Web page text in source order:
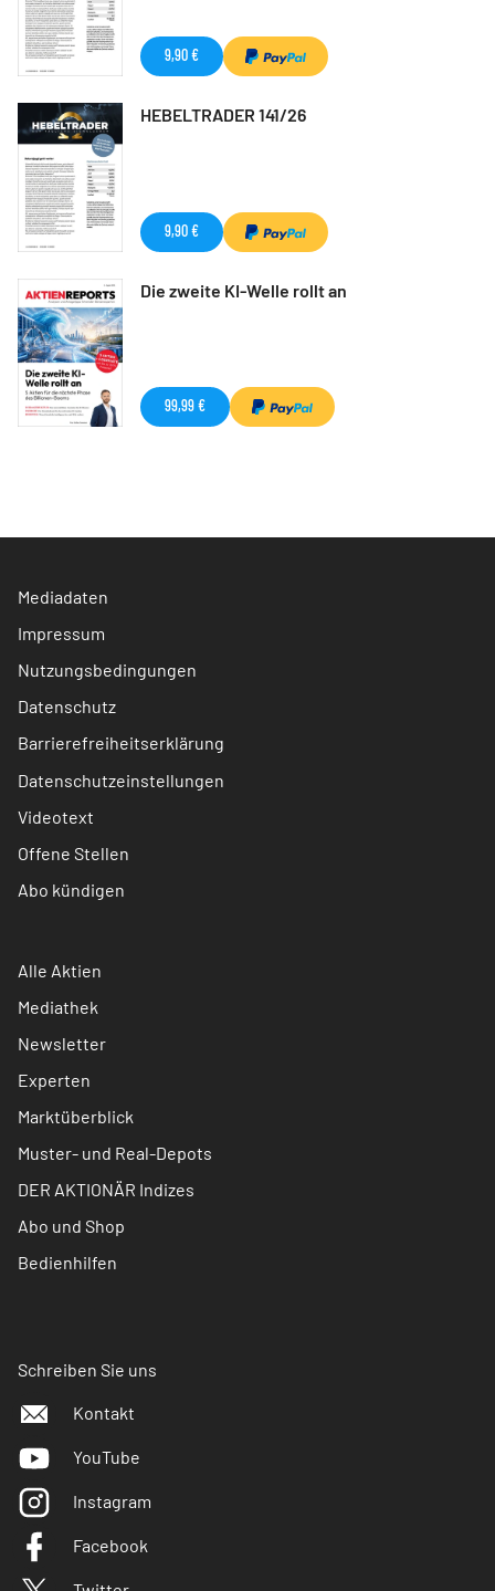
9,90 €
HEBELTRADER 141/26
9,90 €
Die zweite KI-Welle rollt an
99,99 €
Mediadaten
Impressum
Nutzungsbedingungen
Datenschutz
Barrierefreiheitserklärung
Datenschutzeinstellungen
Videotext
Offene Stellen
Abo kündigen
Alle Aktien
Mediathek
Newsletter
Experten
Marktüberblick
Muster- und Real-Depots
DER AKTIONÄR Indizes
Abo und Shop
Bedienhilfen
Schreiben Sie uns
Kontakt
YouTube
Instagram
Facebook